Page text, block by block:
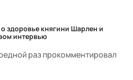
здоровье княгини Шарлен и
интервью
раз прокомментировал